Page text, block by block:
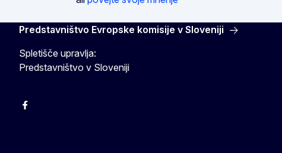
Predstavništvo Evropske komisije v Sloveniji
Spletišče upravlja:
Predstavništvo v Sloveniji
Facebook